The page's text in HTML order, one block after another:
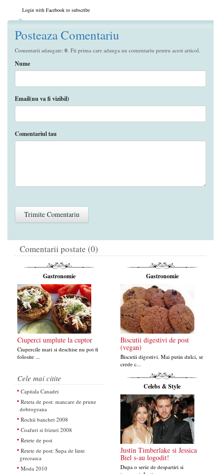
Login with Facebook to subscribe
Posteaza Comentariu
Comentarii adaugate: 0. Fii prima care adauga un comentariu pentru acest articol.
Nume
Email(nu va fi vizibil)
Comentariul tau
Comentarii postate (0)
Gastronomie
Ciuperci umplute la cuptor
Ciupercile mari si deschise nu pot fi
folosite ...
Gastronomie
Biscutii digestivi de post
(vegan)
Biscutii digestivi. Mai putin dulci, se
crede c...
Cele mai citite
Capitala Canadei
Reteta de post: mancare de prune
dobrogeana
Rochii banchet 2008
Coafuri si frizuri 2008
Retete de post
Retete de post: Supa de linte
greceasca
Moda 2010
Celebs & Style
Justin Timberlake si Jessica
Biel s-au logodit!
Dupa o serie de despartiri si